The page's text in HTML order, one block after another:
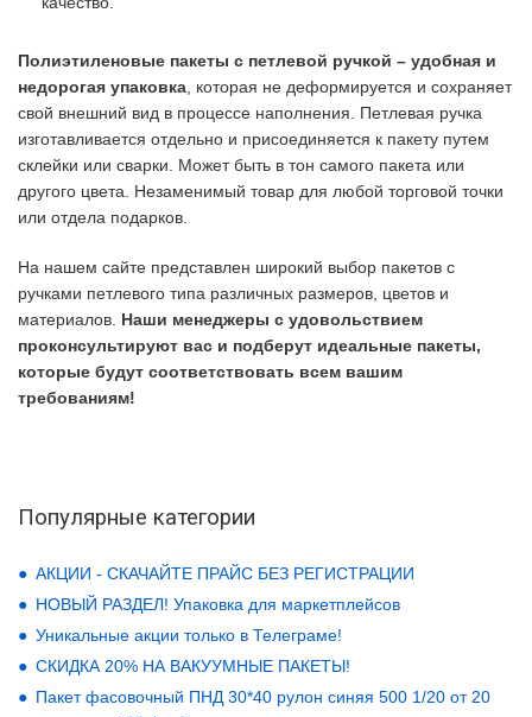
Полиэтиленовые пакеты с петлевой ручкой – удобная и
недорогая упаковка , которая не деформируется и сохраняет
свой внешний вид в процессе наполнения. Петлевая ручка
изготавливается отдельно и присоединяется к пакету путем
склейки или сварки. Может быть в тон самого пакета или
другого цвета. Незаменимый товар для любой торговой точки
или отдела подарков.
На нашем сайте представлен широкий выбор пакетов с
ручками петлевого типа различных размеров, цветов и
материалов. Наши менеджеры с удовольствием
проконсультируют вас и подберут идеальные пакеты,
которые будут соответствовать всем вашим
требованиям!
Популярные категории
АКЦИИ - СКАЧАЙТЕ ПРАЙС БЕЗ РЕГИСТРАЦИИ
НОВЫЙ РАЗДЕЛ! Упаковка для маркетплейсов
Уникальные акции только в Телеграме!
СКИДКА 20% НА ВАКУУМНЫЕ ПАКЕТЫ!
Пакет фасовочный ПНД 30*40 рулон синяя 500 1/20 от 20